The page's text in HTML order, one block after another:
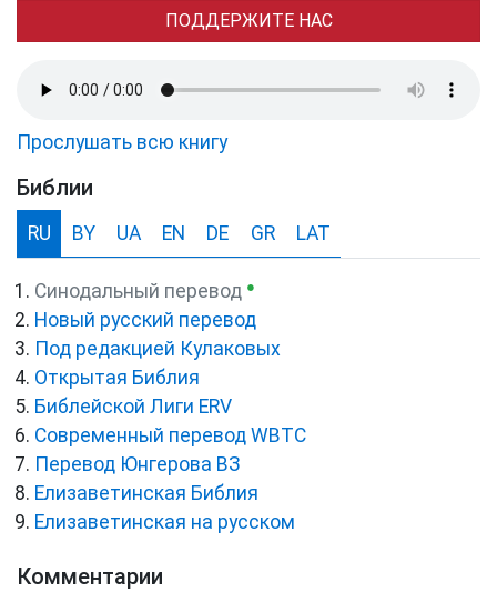
ПОДДЕРЖИТЕ НАС
Прослушать всю книгу
Библии
RU BY UA EN DE GR LAT
Синодальный перевод ●
Новый русский перевод
Под редакцией Кулаковых
Открытая Библия
Библейской Лиги ERV
Cовременный перевод WBTC
Перевод Юнгерова ВЗ
Елизаветинская Библия
Елизаветинская на русском
Комментарии